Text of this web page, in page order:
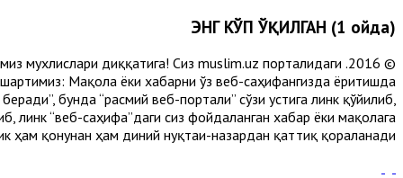
ЭНГ КЎП ЎҚИЛГАН (1 ойда)
мухлислари диққатига! Сиз muslim.uz порталидаги
Мақола ёки хабарни ўз веб-саҳифангизда ёритишда
бунда “расмий веб-портали” сўзи устига линк қўйилиб,
линк “веб-саҳифа”даги сиз фойдаланган хабар ёки мақолага
ҳам қонунан ҳам диний нуқтаи-назардан қаттиқ қораланади.